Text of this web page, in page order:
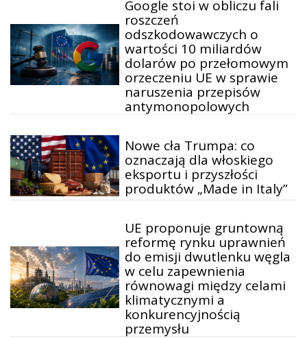
Google stoi w obliczu fali
roszczeń
odszkodowawczych o
wartości 10 miliardów
dolarów po przełomowym
orzeczeniu UE w sprawie
naruszenia przepisów
antymonopolowych
Nowe cła Trumpa: co
oznaczają dla włoskiego
eksportu i przyszłości
produktów „Made in Italy”
UE proponuje gruntowną
reformę rynku uprawnień
do emisji dwutlenku węgla
w celu zapewnienia
równowagi między celami
klimatycznymi a
konkurencyjnością
przemysłu